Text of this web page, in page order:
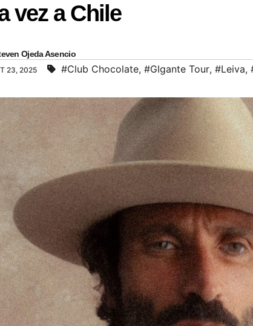
vez a Chile
Ojeda Asencio
23, 2025 #Club Chocolate, #GIgante Tour, #Leiva,